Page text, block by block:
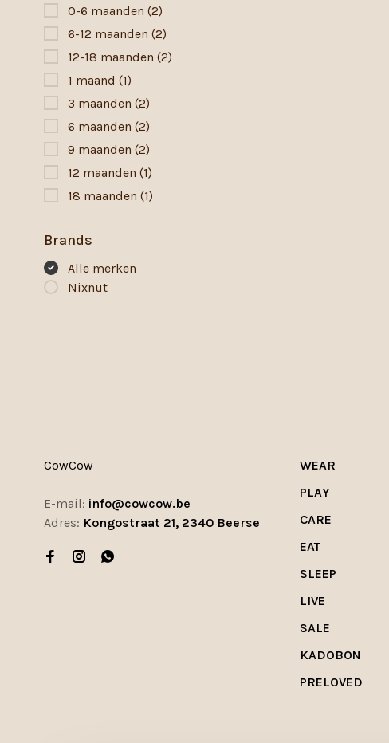
0-6 maanden (2)
6-12 maanden (2)
12-18 maanden (2)
1 maand (1)
3 maanden (2)
6 maanden (2)
9 maanden (2)
12 maanden (1)
18 maanden (1)
Brands
Alle merken
Nixnut
CowCow
E-mail: info@cowcow.be
Adres: Kongostraat 21, 2340 Beerse
WEAR
PLAY
CARE
EAT
SLEEP
LIVE
SALE
KADOBON
PRELOVED